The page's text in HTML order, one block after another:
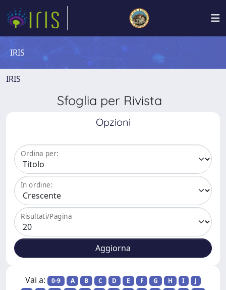
IRIS
IRIS
Sfoglia per Rivista
Opzioni
Ordina per:
In ordine:
Risultati/Pagina
Vai a: 0-9 A B C D E F G H I
J